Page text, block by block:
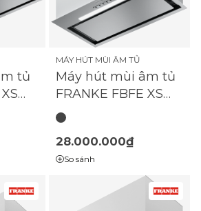
tủ
MÁY HÚT MÙI ÂM TỦ
Máy hút mùi âm tủ
FRANKE FBFE XS
A52
28.000.000₫
So sánh